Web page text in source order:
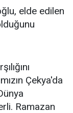
elde edilen
Çekya'da
Ramazan